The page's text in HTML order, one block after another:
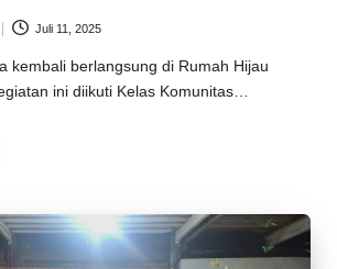
Juli 11, 2025
kembali berlangsung di Rumah Hijau
ini diikuti Kelas Komunitas…